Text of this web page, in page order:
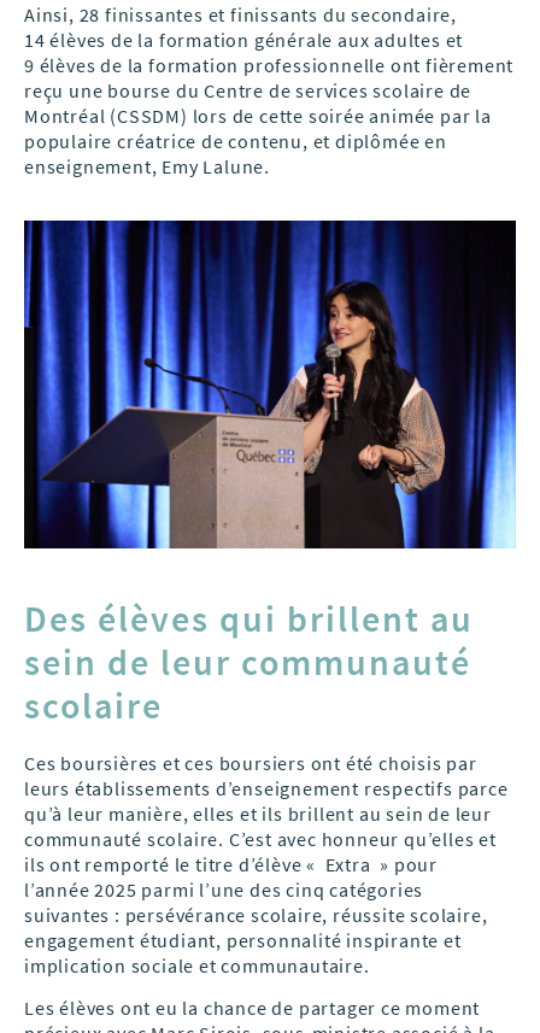
Ainsi, 28 finissantes et finissants du secondaire,
14 élèves de la formation générale aux adultes et
9 élèves de la formation professionnelle ont fièrement
reçu une bourse du Centre de services scolaire de
Montréal (CSSDM) lors de cette soirée animée par la
populaire créatrice de contenu, et diplômée en
enseignement, Emy Lalune.
Des élèves qui brillent au
sein de leur communauté
scolaire
Ces boursières et ces boursiers ont été choisis par
leurs établissements d’enseignement respectifs parce
qu’à leur manière, elles et ils brillent au sein de leur
communauté scolaire. C’est avec honneur qu’elles et
ils ont remporté le titre d’élève « Extra » pour
l’année 2025 parmi l’une des cinq catégories
suivantes : persévérance scolaire, réussite scolaire,
engagement étudiant, personnalité inspirante et
implication sociale et communautaire.
Les élèves ont eu la chance de partager ce moment